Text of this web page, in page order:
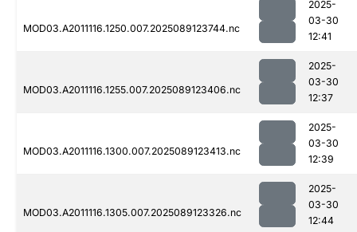
MOD03.A2011116.1250.007.2025089123744.nc
2025-
03-30
12:41
MOD03.A2011116.1255.007.2025089123406.nc
2025-
03-30
12:37
MOD03.A2011116.1300.007.2025089123413.nc
2025-
03-30
12:39
MOD03.A2011116.1305.007.2025089123326.nc
2025-
03-30
12:44